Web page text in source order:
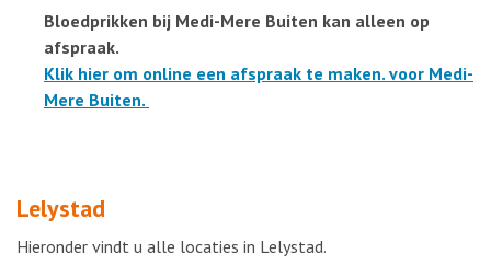
Bloedprikken bij Medi-Mere Buiten kan alleen op
afspraak.
Klik hier om online een afspraak te maken. voor Medi-
Mere Buiten.
Lelystad
Hieronder vindt u alle locaties in Lelystad.